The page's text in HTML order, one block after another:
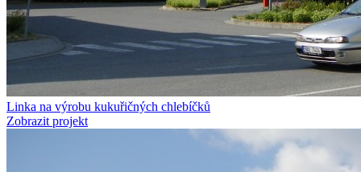
Linka na výrobu kukuřičných chlebíčků
Zobrazit projekt